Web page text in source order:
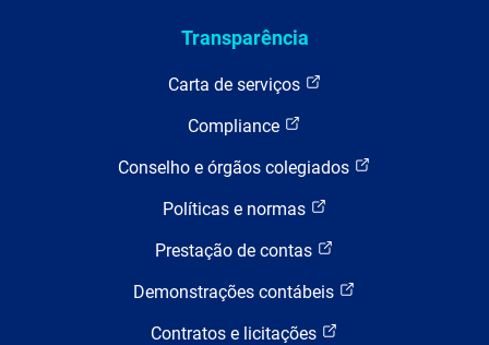
Transparência
Carta de serviços
Compliance
Conselho e órgãos colegiados
Políticas e normas
Prestação de contas
Demonstrações contábeis
Contratos e licitações